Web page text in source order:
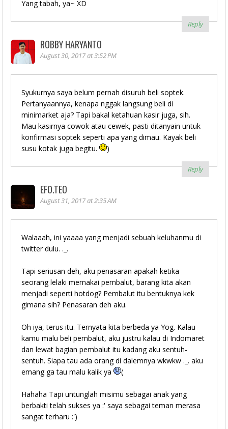
Yang tabah, ya~ XD
Reply
ROBBY HARYANTO
August 30, 2017 at 3:52 PM
Syukurnya saya belum pernah disuruh beli soptek.
Pertanyaannya, kenapa nggak langsung beli di
minimarket aja? Tapi bakal ketahuan kasir juga, sih.
Mau kasirnya cowok atau cewek, pasti ditanyain untuk
konfirmasi soptek seperti apa yang dimau. Kayak beli
susu kotak juga begitu.
)
Reply
EFO.TEO
August 31, 2017 at 2:35 AM
Walaaah, ini yaaaa yang menjadi sebuah keluhanmu di
twitter dulu. ._.
Tapi seriusan deh, aku penasaran apakah ketika
seorang lelaki memakai pembalut, barang kita akan
menjadi seperti hotdog? Pembalut itu bentuknya kek
gimana sih? Penasaran deh aku.
Oh iya, terus itu. Ternyata kita berbeda ya Yog. Kalau
kamu malu beli pembalut, aku justru kalau di Indomaret
dan lewat bagian pembalut itu kadang aku sentuh-
sentuh. Siapa tau ada orang di dalemnya wkwkw ._. aku
emang ga tau malu kalik ya
(
Hahaha Tapi untunglah misimu sebagai anak yang
berbakti telah sukses ya :' saya sebagai teman merasa
sangat terharu :')